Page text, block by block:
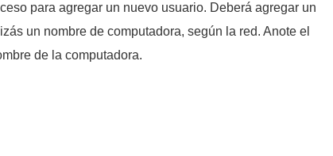
para agregar un nuevo usuario. Deberá agregar un
un nombre de computadora, según la red. Anote el
de la computadora.